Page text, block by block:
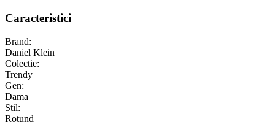
Caracteristici
Brand:
Daniel Klein
Colectie:
Trendy
Gen:
Dama
Stil:
Rotund